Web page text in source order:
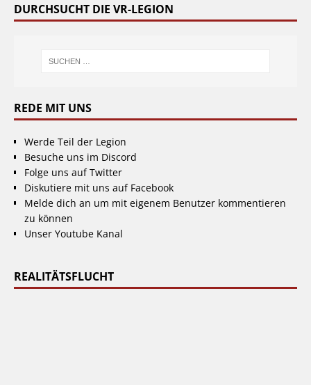
DURCHSUCHT DIE VR-LEGION
REDE MIT UNS
Werde Teil der Legion
Besuche uns im Discord
Folge uns auf Twitter
Diskutiere mit uns auf Facebook
Melde dich an um mit eigenem Benutzer kommentieren
zu können
Unser Youtube Kanal
REALITÄTSFLUCHT